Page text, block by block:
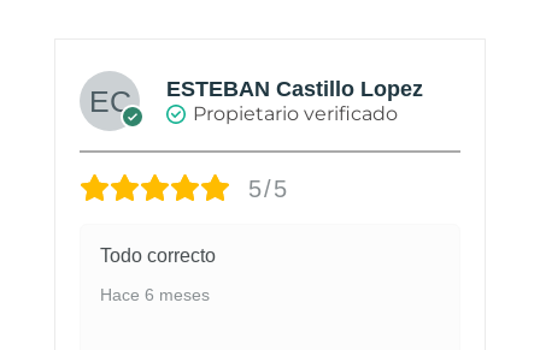
ESTEBAN Castillo Lopez
Propietario verificado
5/5
Todo correcto
Hace 6 meses